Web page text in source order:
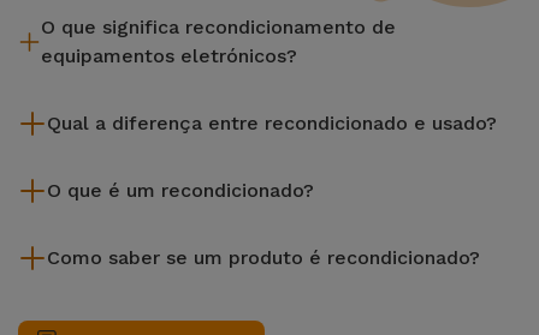
O que significa recondicionamento de
equipamentos eletrónicos?
limpeza sem esquecer a reparação de algum componente
recondicionados da Services passam por vários e rigorosos
Qual a diferença entre recondicionado e usado?
e preparados por técnicos especializados para assegurar o
usado, um equipamento recondicionado da iServices oferece
O que é um recondicionado?
que foi pouco ou nada utilizado. Pode ter sido expostos em
Como saber se um produto é recondicionado?
packaging que não é o original do fabricante, ou, no caso de